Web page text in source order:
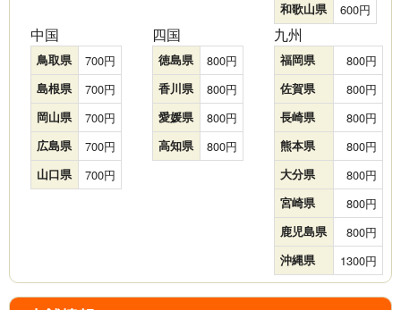
和歌山県 600
中国
鳥取県 700
島根県 700
岡山県 700
広島県 700
山口県 700
四国
徳島県 800
香川県 800
愛媛県 800
高知県 800
九州
福岡県 800
佐賀県 800
長崎県 800
熊本県 800
大分県 800
宮崎県 800
鹿児島県 800
沖縄県 1300